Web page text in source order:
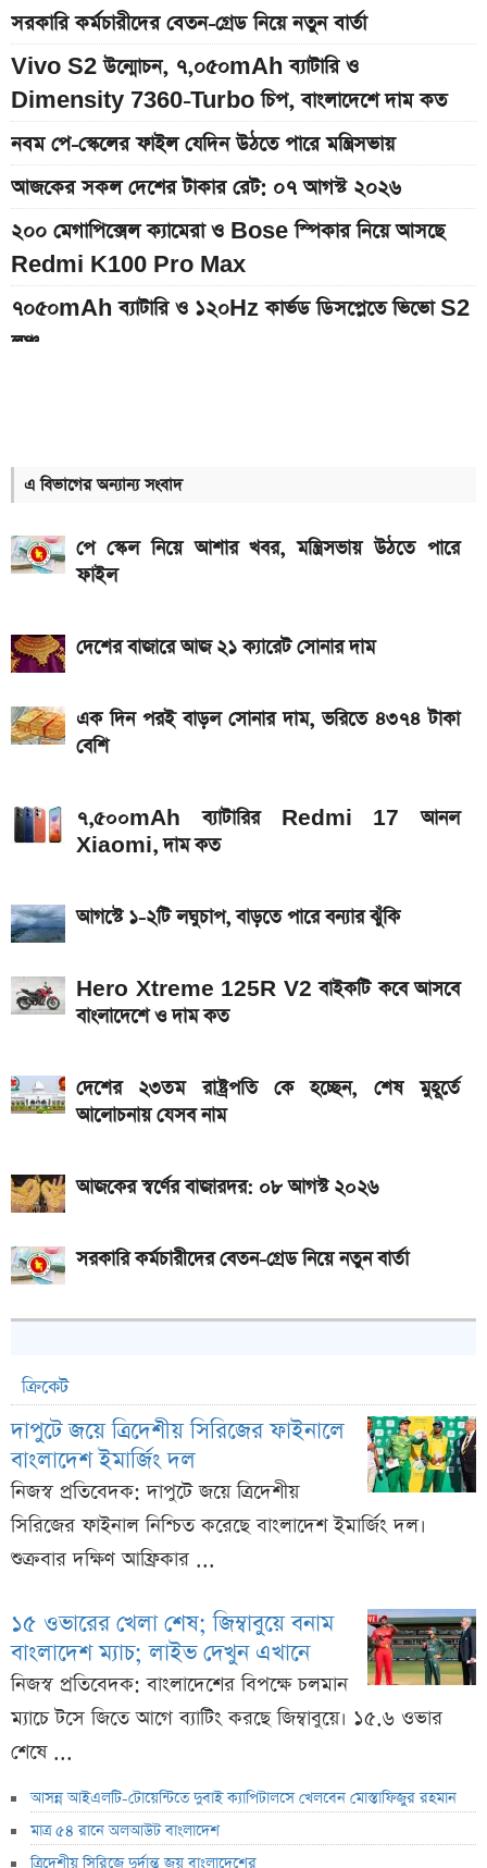
সরকারি কর্মচারীদের বেতন-গ্রেড নিয়ে নতুন বার্তা
Vivo S2 উন্মোচন, ৭,০৫০mAh ব্যাটারি ও
Dimensity 7360-Turbo চিপ, বাংলাদেশে দাম কত
নবম পে-স্কেলের ফাইল যেদিন উঠতে পারে মন্ত্রিসভায়
আজকের সকল দেশের টাকার রেট: ০৭ আগস্ট ২০২৬
২০০ মেগাপিক্সেল ক্যামেরা ও Bose স্পিকার নিয়ে আসছে
Redmi K100 Pro Max
৭০৫০mAh ব্যাটারি ও ১২০Hz কার্ভড ডিসপ্লেতে ভিভো S2
লঞ্চ
কত
আগামী সপ্তাহেই সুখবর, বেতন-ইনক্রিমেট নিয়ে যা জানা গেল
Hero Xtreme 125R V2 বাইকটি কবে আসবে
বাংলাদেশে ও দাম কত
আজকের স্বর্ণের বাজারদর: ০৭ আগস্ট ২০২৬
দেশের বাজারে আজ ১৮, ২১ ও ২২ ক্যারেট একভরি সোনার
দাম
Bajaj Pulsar N160 S ও N160 SS লঞ্চ, থাকছে ৪-
iQOO Z11-এ থাকছে ৬.৮৩ ইঞ্চির কার্ভড AMOLED
ডিসপ্লে, থাকছে সরু ফ্রেম
২০২৬ সালের প্রথম পূর্ণগ্রাস সূর্যগ্রহণ কবে, কোথা থেকে দেখা
যাবে
এ বিভাগের অন্যান্য সংবাদ
পে স্কেল নিয়ে আশার খবর, মন্ত্রিসভায় উঠতে পারে
ফাইল
দেশের বাজারে আজ ২১ ক্যারেট সোনার দাম
এক দিন পরই বাড়ল সোনার দাম, ভরিতে ৪৩৭৪ টাকা
বেশি
৭,৫০০mAh ব্যাটারির Redmi 17 আনল
Xiaomi, দাম কত
আগস্টে ১-২টি লঘুচাপ, বাড়তে পারে বন্যার ঝুঁকি
Hero Xtreme 125R V2 বাইকটি কবে আসবে
বাংলাদেশে ও দাম কত
দেশের ২৩তম রাষ্ট্রপতি কে হচ্ছেন, শেষ মুহূর্তে
আলোচনায় যেসব নাম
আজকের স্বর্ণের বাজারদর: ০৮ আগস্ট ২০২৬
সরকারি কর্মচারীদের বেতন-গ্রেড নিয়ে নতুন বার্তা
ক্রিকেট
দাপুটে জয়ে ত্রিদেশীয় সিরিজের ফাইনালে
বাংলাদেশ ইমার্জিং দল
নিজস্ব প্রতিবেদক: দাপুটে জয়ে ত্রিদেশীয়
সিরিজের ফাইনাল নিশ্চিত করেছে বাংলাদেশ ইমার্জিং দল।
শুক্রবার দক্ষিণ আফ্রিকার ...
১৫ ওভারের খেলা শেষ; জিম্বাবুয়ে বনাম
বাংলাদেশ ম্যাচ; লাইভ দেখুন এখানে
নিজস্ব প্রতিবেদক: বাংলাদেশের বিপক্ষে চলমান
ম্যাচে টসে জিতে আগে ব্যাটিং করছে জিম্বাবুয়ে। ১৫.৬ ওভার
শেষে ...
আসন্ন আইএলটি-টোয়েন্টিতে দুবাই ক্যাপিটালসে খেলবেন মোস্তাফিজুর রহমান
মাত্র ৫৪ রানে অলআউট বাংলাদেশ